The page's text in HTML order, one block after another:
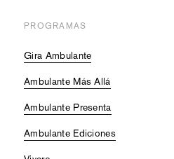
PROGRAMAS
Gira Ambulante
Ambulante Más Allá
Ambulante Presenta
Ambulante Ediciones